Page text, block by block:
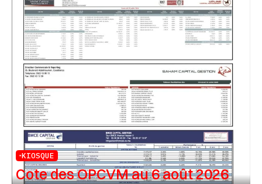
KIOSQUE
Cote des OPCVM au 6 août 2026